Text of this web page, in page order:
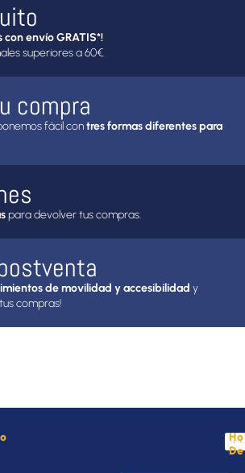
con envío GRATIS*!
superiores a 60€.
compra
fácil contres formas diferentes para
para devolver tus compras.
de movilidad y accesibilidad y
compras!